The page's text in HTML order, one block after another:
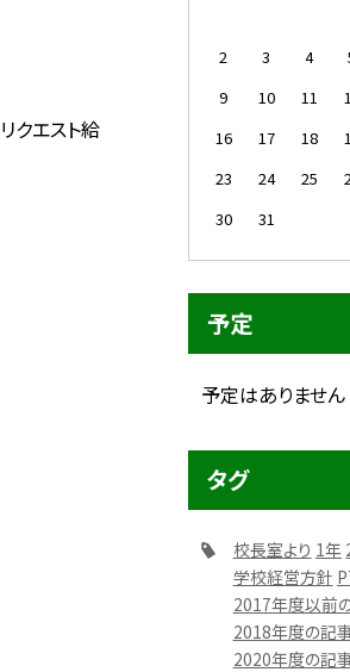
クエスト給
2
3 4
9
10 11
16
17 18
23
24 25
30
31
予定
予定はありません
タグ
校長室より 1年
学校経営方針
2017年度以前
2018年度の記
2020年度の記